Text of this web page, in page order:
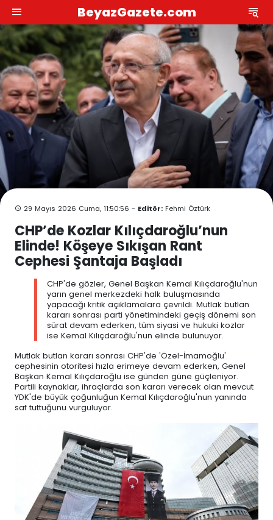
BeyazGazete.com
29 Mayıs 2026 Cuma, 11:50:56 - Editör: Fehmi Öztürk
CHP’de Kozlar Kılıçdaroğlu’nun
Elinde! Köşeye Sıkışan Rant
Cephesi Şantaja Başladı
CHP'de gözler, Genel Başkan Kemal Kılıçdaroğlu'nun
yarın genel merkezdeki halk buluşmasında
yapacağı kritik açıklamalara çevrildi. Mutlak butlan
kararı sonrası parti yönetimindeki geçiş dönemi son
sürat devam ederken, tüm siyasi ve hukuki kozlar
ise Kemal Kılıçdaroğlu'nun elinde bulunuyor.
Mutlak butlan kararı sonrası CHP'de 'Özel-İmamoğlu'
cephesinin otoritesi hızla erimeye devam ederken, Genel
Başkan Kemal Kılıçdaroğlu ise günden güne güçleniyor.
Partili kaynaklar, ihraçlarda son kararı verecek olan mevcut
YDK'de büyük çoğunluğun Kemal Kılıçdaroğlu'nun yanında
saf tuttuğunu vurguluyor.